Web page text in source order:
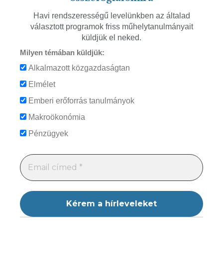
Havi rendszerességű levelünkben az általad
választott programok friss műhelytanulmányait
küldjük el neked.
Milyen témában küldjük:
Alkalmazott közgazdaságtan
Elmélet
Emberi erőforrás tanulmányok
Makroökonómia
Pénzügyek